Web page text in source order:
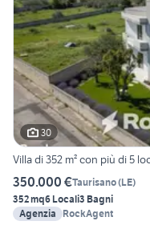
30
Villa di 352 m² con più di 5
350.000 €Taurisano(LE)
352 mq6 Locali3 Bagni
Agenzia
RockAgent